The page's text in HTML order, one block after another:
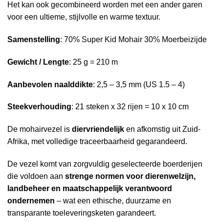
Het kan ook gecombineerd worden met een ander garen
voor een ultieme, stijlvolle en warme textuur.
Samenstelling: 70% Super Kid Mohair 30% Moerbeizijde
Gewicht / Lengte: 25 g = 210 m
Aanbevolen naalddikte: 2,5 – 3,5 mm (US 1.5 – 4)
Steekverhouding: 21 steken x 32 rijen = 10 x 10 cm
De mohairvezel is diervriendelijk en afkomstig uit Zuid-
Afrika, met volledige traceerbaarheid gegarandeerd.
De vezel komt van zorgvuldig geselecteerde boerderijen
die voldoen aan strenge normen voor dierenwelzijn,
landbeheer en maatschappelijk verantwoord
ondernemen – wat een ethische, duurzame en
transparante toeleveringsketen garandeert.